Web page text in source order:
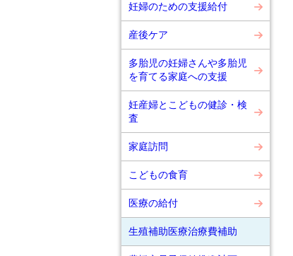
妊婦のための支援給付
産後ケア
多胎児の妊婦さんや多胎児
を育てる家庭への支援
妊産婦とこどもの健診・検
査
家庭訪問
こどもの食育
医療の給付
生殖補助医療治療費補助